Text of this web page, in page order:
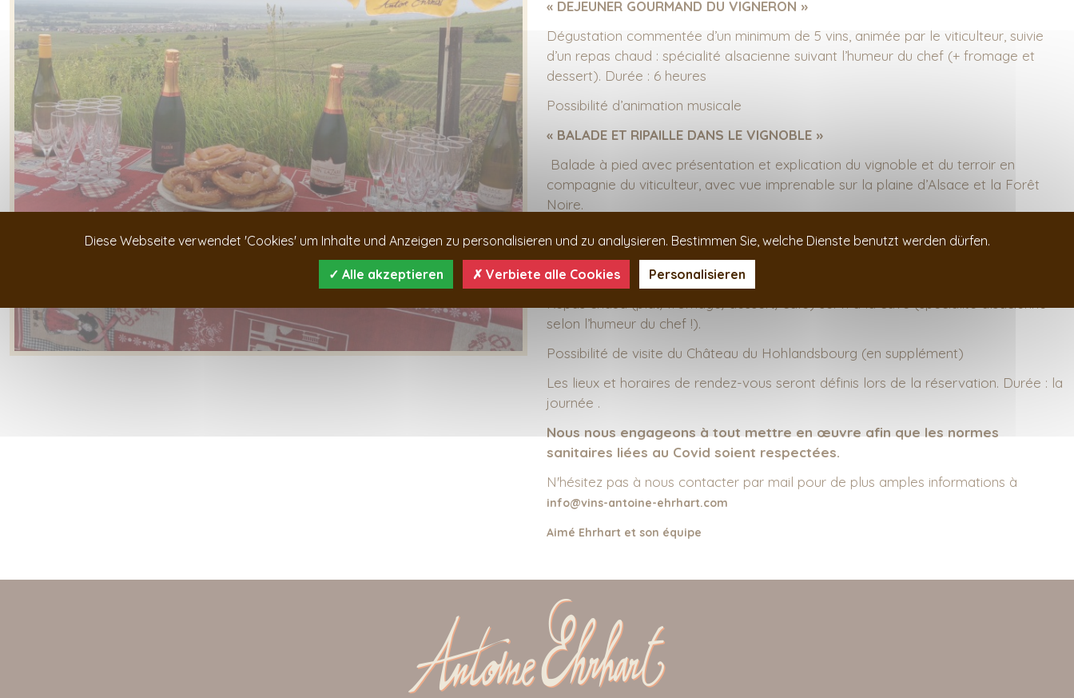
« DEJEUNER GOURMAND DU VIGNERON »
Dégustation commentée d’un minimum de 5 vins, animée par le viticulteur, suivie
d’un repas chaud : spécialité alsacienne suivant l’humeur du chef (+ fromage et
dessert). Durée : 6 heures
Possibilité d’animation musicale
« BALADE ET RIPAILLE DANS LE VIGNOBLE »
Balade à pied avec présentation et explication du vignoble et du terroir en
compagnie du viticulteur, avec vue imprenable sur la plaine d’Alsace et la Forêt
Noire.
Casse-croûte avec dégustation de vins sur les hauteurs (suivant la météo) et
marcher, un retour en voiture est possible).
selon l’humeur du chef !).
Possibilité de visite du Château du Hohlandsbourg (en supplément)
Les lieux et horaires de rendez-vous seront définis lors de la réservation. Durée : la
journée .
Nous nous engageons à tout mettre en œuvre afin que les normes
sanitaires liées au Covid soient respectées.
N'hésitez pas à nous contacter par mail pour de plus amples informations à
info@vins-antoine-ehrhart.com
Aimé Ehrhart et son équipe
Diese Webseite verwendet 'Cookies' um Inhalte und Anzeigen zu personalisieren und zu analysieren. Bestimmen Sie, welche Dienste benutzt werden dürfen.
Alle akzeptieren Verbiete alle Cookies Personalisieren